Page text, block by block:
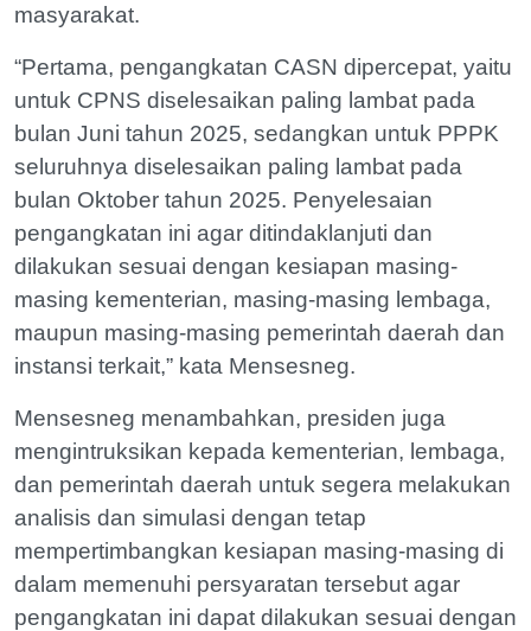
masyarakat.
“Pertama, pengangkatan CASN dipercepat, yaitu
untuk CPNS diselesaikan paling lambat pada
bulan Juni tahun 2025, sedangkan untuk PPPK
seluruhnya diselesaikan paling lambat pada
bulan Oktober tahun 2025. Penyelesaian
pengangkatan ini agar ditindaklanjuti dan
dilakukan sesuai dengan kesiapan masing-
masing kementerian, masing-masing lembaga,
maupun masing-masing pemerintah daerah dan
instansi terkait,” kata Mensesneg.
Mensesneg menambahkan, presiden juga
mengintruksikan kepada kementerian, lembaga,
dan pemerintah daerah untuk segera melakukan
analisis dan simulasi dengan tetap
mempertimbangkan kesiapan masing-masing di
dalam memenuhi persyaratan tersebut agar
pengangkatan ini dapat dilakukan sesuai dengan